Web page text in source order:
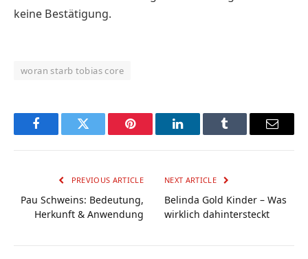
keine Bestätigung.
woran starb tobias core
FacebookTwitter Pinterest LinkedInTumblr Email
PREVIOUS ARTICLE
Pau Schweins: Bedeutung,
Herkunft & Anwendung
NEXT ARTICLE
Belinda Gold Kinder – Was
wirklich dahintersteckt